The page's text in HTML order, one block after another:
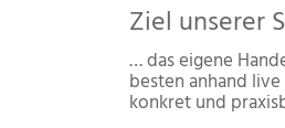
Ziel unserer
… das eigene
besten anhand
konkret und